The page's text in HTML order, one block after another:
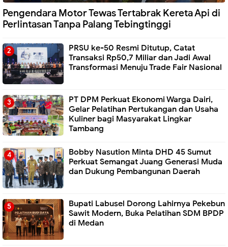
Pengendara Motor Tewas Tertabrak Kereta Api di
Perlintasan Tanpa Palang Tebingtinggi
PRSU ke-50 Resmi Ditutup, Catat
Transaksi Rp50,7 Miliar dan Jadi Awal
Transformasi Menuju Trade Fair Nasional
PT DPM Perkuat Ekonomi Warga Dairi,
Gelar Pelatihan Pertukangan dan Usaha
Kuliner bagi Masyarakat Lingkar
Tambang
Bobby Nasution Minta DHD 45 Sumut
Perkuat Semangat Juang Generasi Muda
dan Dukung Pembangunan Daerah
Bupati Labusel Dorong Lahirnya Pekebun
Sawit Modern, Buka Pelatihan SDM BPDP
di Medan